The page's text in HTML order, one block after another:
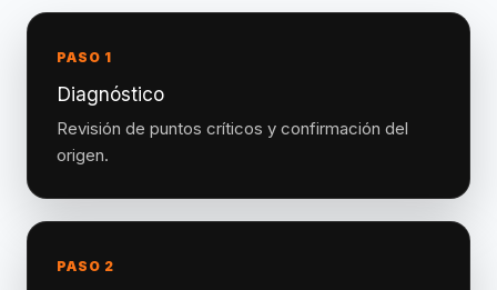
PASO 1
Diagnóstico
Revisión de puntos críticos y confirmación del
origen.
PASO 2